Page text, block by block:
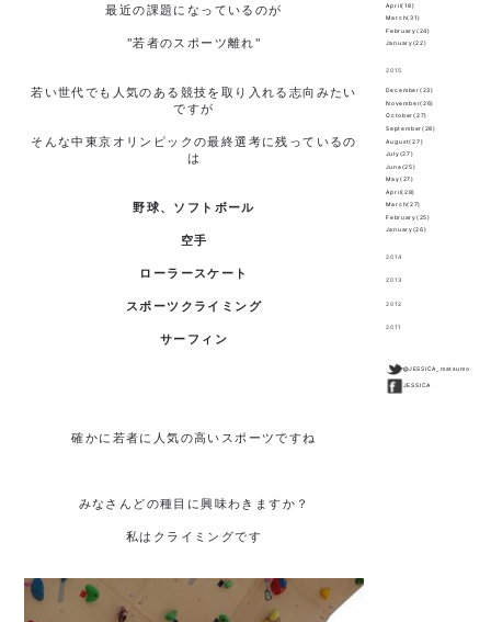
最近の課題になっているのが
"若者のスポーツ離れ"
若い世代でも人気のある競技を取り入れる志向みたい
ですが
そんな中東京オリンピックの最終選考に残っているの
は
野球、ソフトボール
空手
ローラースケート
スポーツクライミング
サーフィン
確かに若者に人気の高いスポーツですね
みなさんどの種目に興味わきますか？
私はクライミングです
April(18)
March(31)
February(24)
January(22)
2015
December(23)
November(26)
October(27)
September(28)
August(27)
July(27)
June(25)
May(27)
April(28)
March(27)
February(25)
January(26)
2014
2013
2012
2011
@JESSICA_matsumo
JESSICA